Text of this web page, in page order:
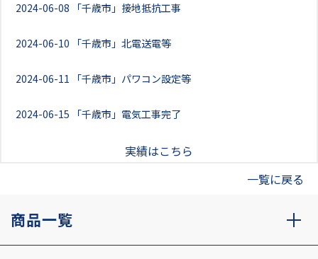
2024-06-08 「千歳市」接地抵抗工事
2024-06-10 「千歳市」北電送電等
2024-06-11 「千歳市」パワコン設定等
2024-06-15 「千歳市」電気工事完了
実績はこちら
一覧に戻る
商品一覧